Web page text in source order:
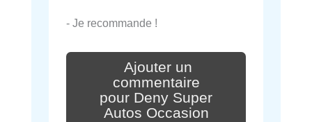
- Je recommande !
Ajouter un
commentaire
pour Deny Super
Autos Occasion